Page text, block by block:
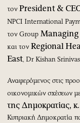
τον President &
NPCI International
τον Group
και τον Regional
East, Dr Kishan
Αναφερόμενος στις
οικονομικών σχέσεων
της Δημοκρατίας,
Κυπριακή Δημοκρατία